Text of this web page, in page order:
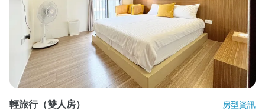
輕旅行（雙人房） 房型資訊